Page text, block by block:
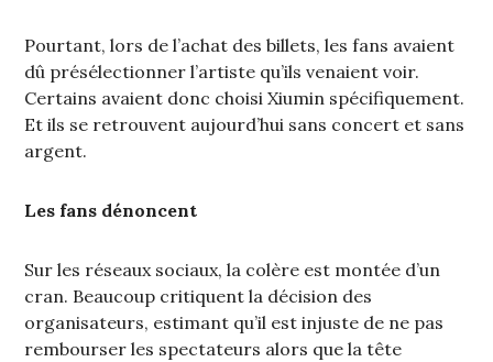
Pourtant, lors de l’achat des billets, les fans avaient
dû présélectionner l’artiste qu’ils venaient voir.
Certains avaient donc choisi Xiumin spécifiquement.
Et ils se retrouvent aujourd’hui sans concert et sans
argent.
Les fans dénoncent
Sur les réseaux sociaux, la colère est montée d’un
cran. Beaucoup critiquent la décision des
organisateurs, estimant qu’il est injuste de ne pas
rembourser les spectateurs alors que la tête